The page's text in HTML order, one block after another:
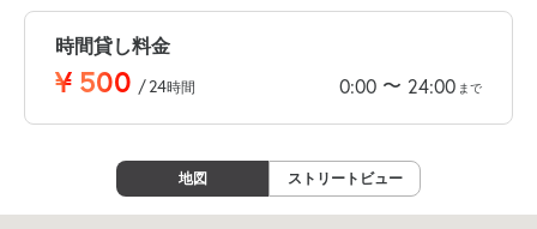
時間貸し料金
¥ 500 /24時間 0:00 〜 24:00 まで
地図 ストリートビュー